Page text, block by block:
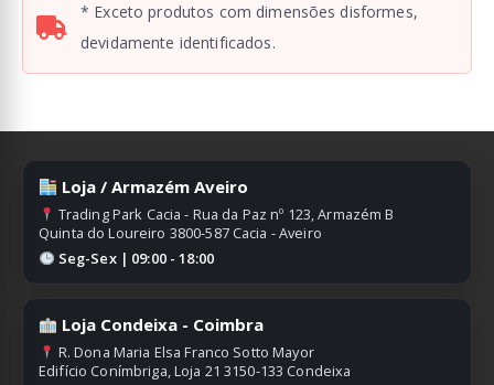
* Exceto produtos com dimensões disformes,
devidamente identificados.
Loja / Armazém Aveiro
Trading Park Cacia - Rua da Paz nº 123, Armazém B
Quinta do Loureiro 3800-587 Cacia - Aveiro
Seg-Sex | 09:00 - 18:00
Loja Condeixa - Coimbra
R. Dona Maria Elsa Franco Sotto Mayor
Edifício Conímbriga, Loja 21 3150-133 Condeixa